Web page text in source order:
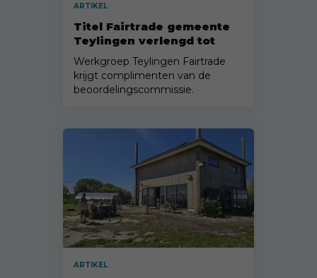
ARTIKEL
Titel Fairtrade gemeente
Teylingen verlengd tot
2028
Werkgroep Teylingen Fairtrade
krijgt complimenten van de
beoordelingscommissie.
ARTIKEL